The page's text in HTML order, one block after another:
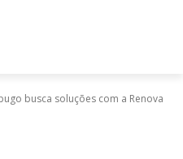
busca soluções com a Renova